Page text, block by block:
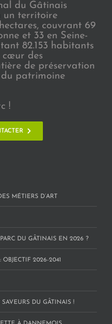
du Gâtinais
un territoire
couvrant 69
et 33 en Seine-
82.153 habitants
cœur des
de préservation
du patrimoine
!
MÉTIERS D’ART
DU GÂTINAIS EN 2026 ?
OBJECTIF 2026-2041
DU GÂTINAIS !